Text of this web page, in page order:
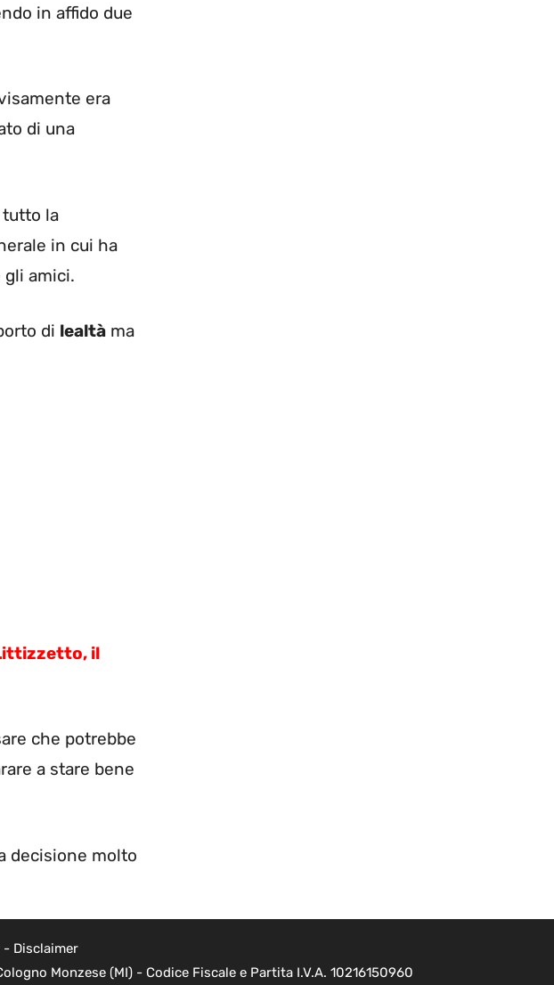
in affido due
era
di una
tutto la
in cui ha
amici.
di lealtà ma
Littizzetto, il
che potrebbe
a stare bene
decisione molto
- Disclaimer
Monzese (MI) - Codice Fiscale e Partita I.V.A. 10216150960